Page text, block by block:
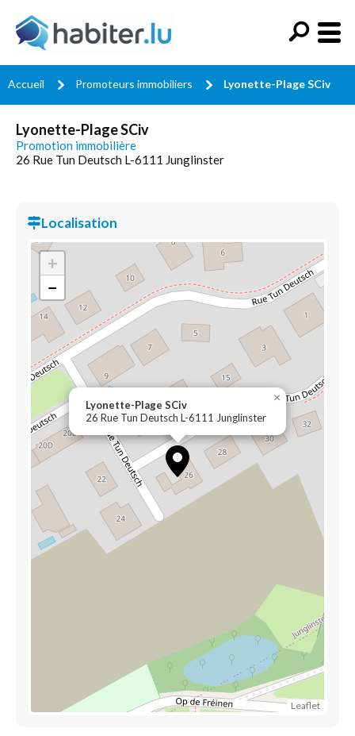
Accueil Promoteurs immobiliers Lyonette-Plage SCiv
Lyonette-Plage SCiv
Promotion immobilière
26 Rue Tun Deutsch L-6111 Junglinster
Localisation
Lyonette-Plage SCiv
26 Rue Tun Deutsch L-6111 Junglinster
×
+
−
Leaflet